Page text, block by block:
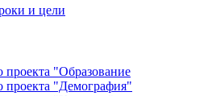
и цели
проекта "Образование
проекта "Демография"